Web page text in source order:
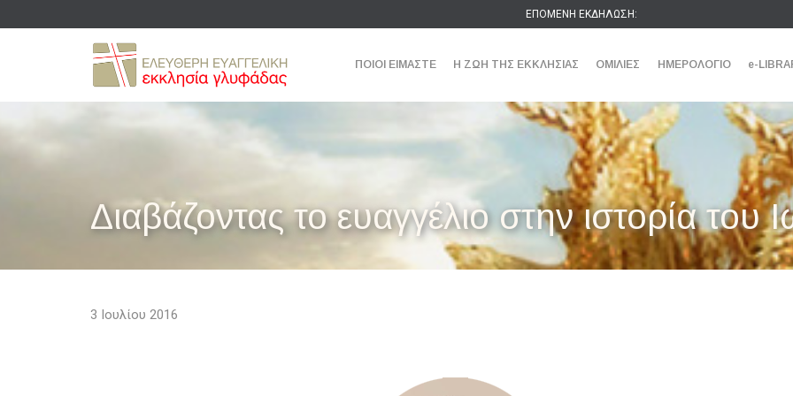
ΕΠΟΜΕΝΗ ΕΚΔΗΛΩΣΗ:
ΠΟΙΟΙ ΕΙΜΑΣΤΕ Η ΖΩΗ ΤΗΣ ΕΚΚΛΗΣΙΑΣ ΟΜΙΛΙΕΣ ΗΜΕΡΟΛΟΓΙΟ e-
Διαβάζοντας το ευαγγέλιο στην ιστορία του
3 Ιουλίου 2016